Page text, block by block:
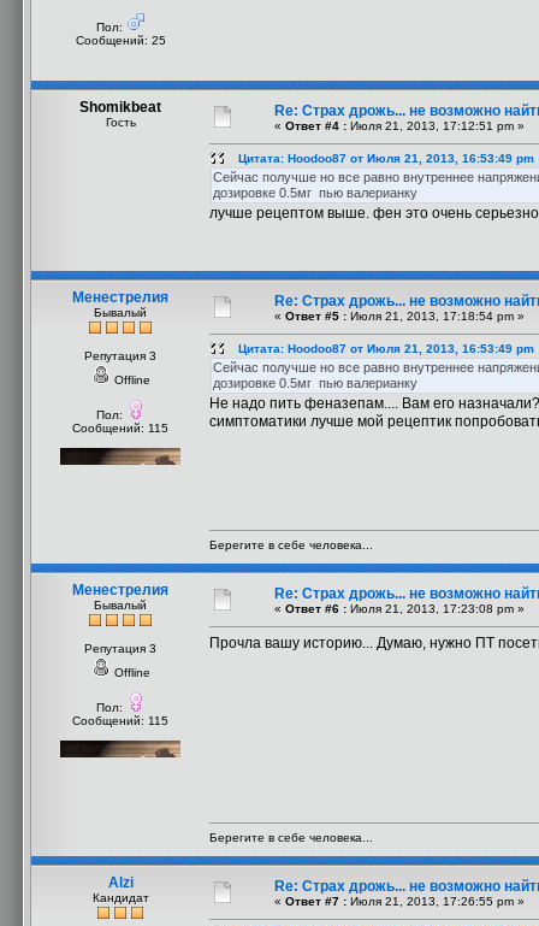
Пол:
Сообщений: 25
Shomikbeat
Гость
Re: Страх дрожь... не возможно
« Ответ #4 : Июля 21, 2013, 17:12:51 pm »
Цитата: Hoodoo87 от Июля 21, 2013, 16:53:49 pm
Сейчас получше но все равно внутреннее
дозировке 0.5мг пью валерианку
лучше рецептом выше. фен это очень серьезно
Менестрелия
Бывалый
Репутация 3
Offline
Пол:
Сообщений: 115
Re: Страх дрожь... не возможно
« Ответ #5 : Июля 21, 2013, 17:18:54 pm »
Цитата: Hoodoo87 от Июля 21, 2013, 16:53:49 pm
Сейчас получше но все равно внутреннее
дозировке 0.5мг пью валерианку
Не надо пить феназепам.... Вам его
симптоматики лучше мой рецептик
Берегите в себе человека...
Менестрелия
Бывалый
Репутация 3
Offline
Пол:
Сообщений: 115
Re: Страх дрожь... не возможно
« Ответ #6 : Июля 21, 2013, 17:23:08 pm »
Прочла вашу историю... Думаю, нужно ПТ
Берегите в себе человека...
Alzi
Кандидат
Re: Страх дрожь... не возможно
« Ответ #7 : Июля 21, 2013, 17:26:55 pm »